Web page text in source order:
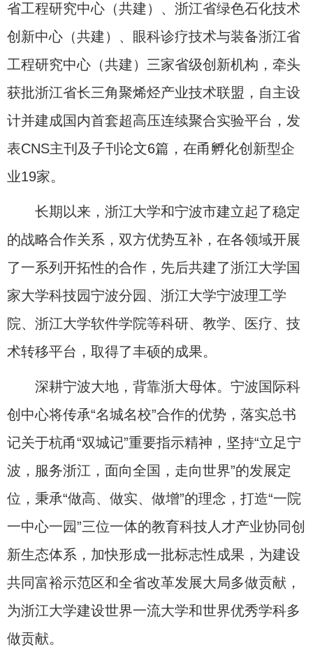
省工程研究中心（共建）、浙江省绿色石化技术
创新中心（共建）、眼科诊疗技术与装备浙江省
工程研究中心（共建）三家省级创新机构，牵头
获批浙江省长三角聚烯烃产业技术联盟，自主设
计并建成国内首套超高压连续聚合实验平台，发
表CNS主刊及子刊论文6篇，在甬孵化创新型企
业19家。
长期以来，浙江大学和宁波市建立起了稳定
的战略合作关系，双方优势互补，在各领域开展
了一系列开拓性的合作，先后共建了浙江大学国
家大学科技园宁波分园、浙江大学宁波理工学
院、浙江大学软件学院等科研、教学、医疗、技
术转移平台，取得了丰硕的成果。
深耕宁波大地，背靠浙大母体。宁波国际科
创中心将传承“名城名校”合作的优势，落实总书
记关于杭甬“双城记”重要指示精神，坚持“立足宁
波，服务浙江，面向全国，走向世界”的发展定
位，秉承“做高、做实、做增”的理念，打造“一院
一中心一园”三位一体的教育科技人才产业协同创
新生态体系，加快形成一批标志性成果，为建设
共同富裕示范区和全省改革发展大局多做贡献，
为浙江大学建设世界一流大学和世界优秀学科多
做贡献。